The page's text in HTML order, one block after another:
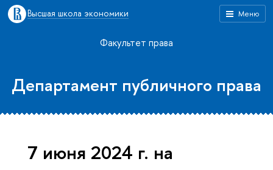
Меню
Высшая школа экономики
Факультет права
Департамент публичного права
7 июня 2024 г. на